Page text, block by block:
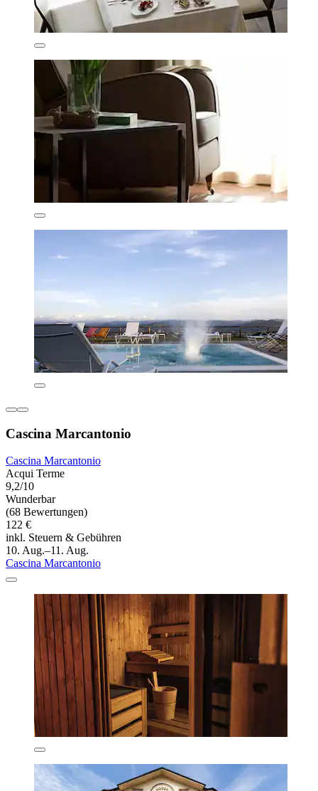
Cascina Marcantonio
Cascina Marcantonio
Acqui Terme
9,2/10
Wunderbar
(68 Bewertungen)
122 €
inkl. Steuern & Gebühren
10. Aug.–11. Aug.
Cascina Marcantonio